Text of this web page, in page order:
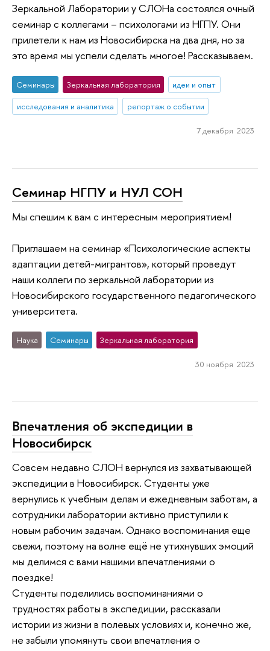
Зеркальной Лаборатории у СЛОНа состоялся очный
семинар с коллегами – психологами из НГПУ. Они
прилетели к нам из Новосибирска на два дня, но за
это время мы успели сделать многое! Рассказываем.
Семинары Зеркальная лаборатория
идеи и опыт
исследования и аналитика
репортаж о событии
7 декабря 2023
Семинар НГПУ и НУЛ СОН
Мы спешим к вам с интересным мероприятием!
Приглашаем на семинар «Психологические аспекты
адаптации детей-мигрантов», который проведут
наши коллеги по зеркальной лаборатории из
Новосибирского государственного педагогического
университета.
Наука Семинары Зеркальная лаборатория
30 ноября 2023
Впечатления об экспедиции в
Новосибирск
Совсем недавно СЛОН вернулся из захватывающей
экспедиции в Новосибирск. Студенты уже
вернулись к учебным делам и ежедневным заботам, а
сотрудники лаборатории активно приступили к
новым рабочим задачам. Однако воспоминания еще
свежи, поэтому на волне ещё не утихнувших эмоций
мы делимся с вами нашими впечатлениями о
поездке!
Студенты поделились воспоминаниями о
трудностях работы в экспедиции, рассказали
истории из жизни в полевых условиях и, конечно же,
не забыли упомянуть свои впечатления о